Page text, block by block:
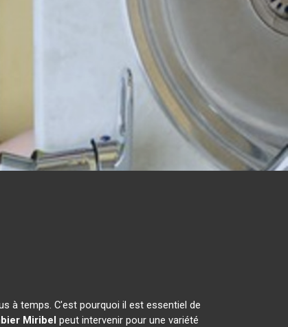
à temps. C'est pourquoi il est essentiel de
Miribel peut intervenir pour une variété